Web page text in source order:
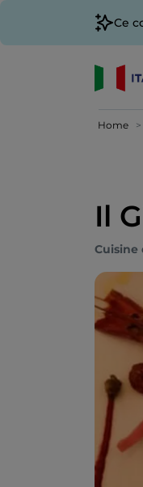
Ce
Home
Il
Cuisine